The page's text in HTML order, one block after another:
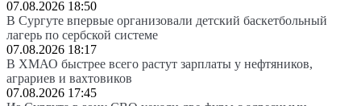
07.08.2026 18:50
В Сургуте впервые организовали детский баскетбольный
лагерь по сербской системе
07.08.2026 18:17
В ХМАО быстрее всего растут зарплаты у нефтяников,
аграриев и вахтовиков
07.08.2026 17:45